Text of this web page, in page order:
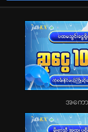
အကော